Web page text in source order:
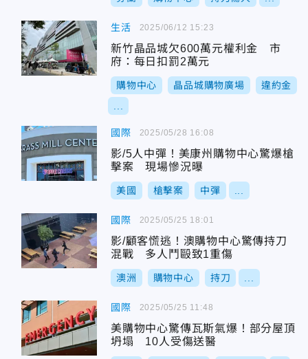
生活
新竹晶品城欠600萬元權利金 市
府：每日扣罰2萬元
購物中心 晶品城購物廣場 違約金
2025/06/12 15:23
國際
影/5人中彈！美康州購物中心驚爆槍
擊案 現場慘況曝
美國 槍擊案 中彈
2025/05/28 16:08
國際
影/顧客慌逃！澳購物中心驚傳持刀
混戰 多人鬥毆致1重傷
澳洲 購物中心 持刀
2025/05/25 18:01
國際
美購物中心驚傳瓦斯氣爆！部分屋頂
坍塌 10人受傷送醫
2025/05/25 11:48